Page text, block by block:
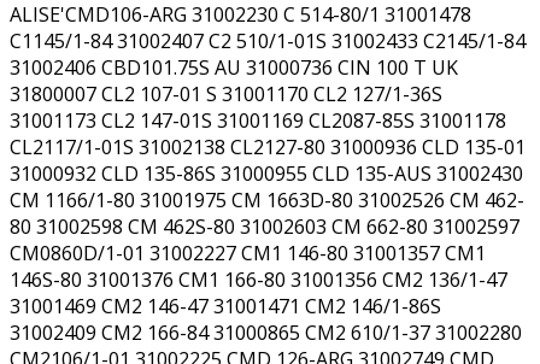
ALISE'CMD106-ARG 31002230 C 514-80/1 31001478
C1145/1-84 31002407 C2 510/1-01S 31002433 C2145/1-84
31002406 CBD101.75S AU 31000736 CIN 100 T UK
31800007 CL2 107-01 S 31001170 CL2 127/1-36S
31001173 CL2 147-01S 31001169 CL2087-85S 31001178
CL2117/1-01S 31002138 CL2127-80 31000936 CLD 135-01
31000932 CLD 135-86S 31000955 CLD 135-AUS 31002430
CM 1166/1-80 31001975 CM 1663D-80 31002526 CM 462-
80 31002598 CM 462S-80 31002603 CM 662-80 31002597
CM0860D/1-01 31002227 CM1 146-80 31001357 CM1
146S-80 31001376 CM1 166-80 31001356 CM2 136/1-47
31001469 CM2 146-47 31001471 CM2 146/1-86S
31002409 CM2 166-84 31000865 CM2 610/1-37 31002280